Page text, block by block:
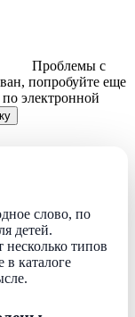
Проблемы с
попробуйте еще
электронной
слово, по
детей.
несколько типов
каталоге